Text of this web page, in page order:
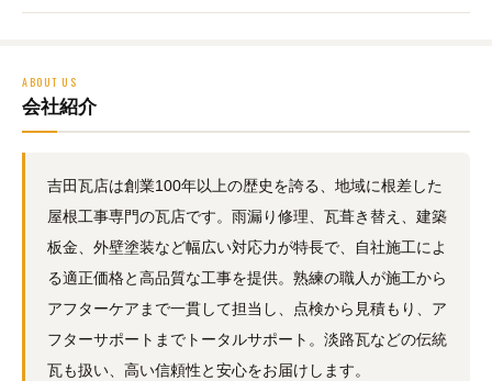
ABOUT US
会社紹介
吉田瓦店は創業100年以上の歴史を誇る、地域に根差した
屋根工事専門の瓦店です。雨漏り修理、瓦葺き替え、建築
板金、外壁塗装など幅広い対応力が特長で、自社施工によ
る適正価格と高品質な工事を提供。熟練の職人が施工から
アフターケアまで一貫して担当し、点検から見積もり、ア
フターサポートまでトータルサポート。淡路瓦などの伝統
瓦も扱い、高い信頼性と安心をお届けします。